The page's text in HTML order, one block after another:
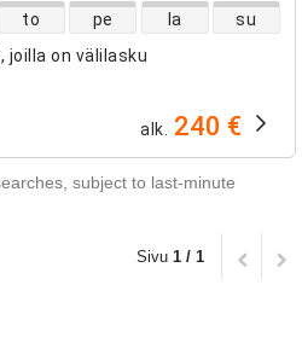
joilla on välilasku
to pe la su
alk. 240 €
subject to last-minute
Sivu 1 / 1